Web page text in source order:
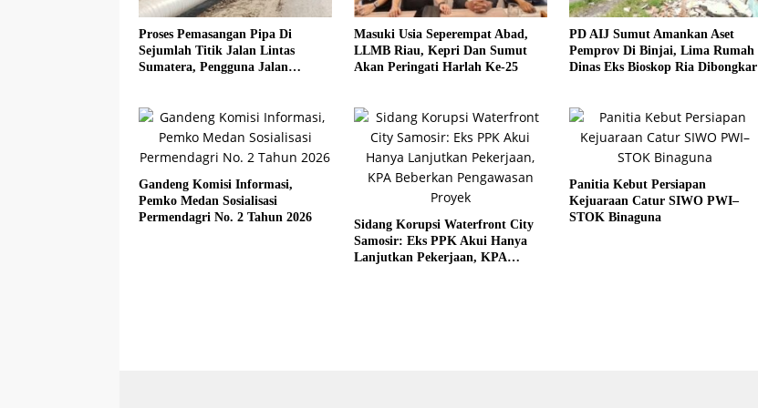
Proses Pemasangan Pipa Di
Sejumlah Titik Jalan Lintas
Sumatera, Pengguna Jalan
Masuki Usia Seperempat Abad,
LLMB Riau, Kepri Dan Sumut
Akan Peringati Harlah Ke-25
PD AIJ Sumut Amankan Aset
Pemprov Di Binjai, Lima Rumah
Dinas Eks Bioskop Ria Dibongkar
Gandeng Komisi Informasi,
Pemko Medan Sosialisasi
Permendagri No. 2 Tahun 2026
Sidang Korupsi Waterfront City
Samosir: Eks PPK Akui Hanya
Lanjutkan Pekerjaan, KPA
Panitia Kebut Persiapan
Kejuaraan Catur SIWO PWI–
STOK Binaguna